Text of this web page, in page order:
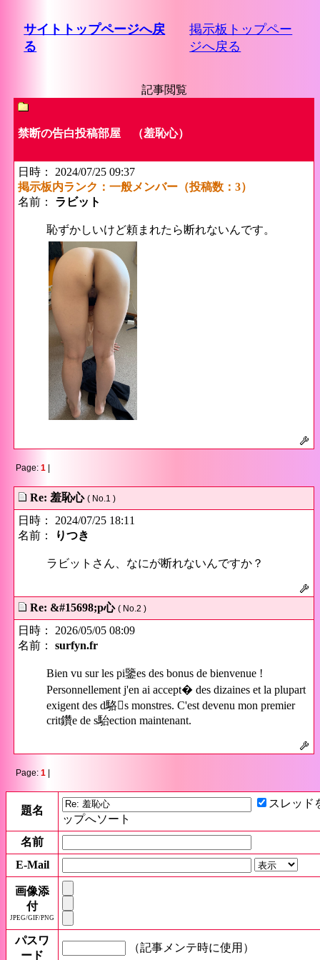
サイトトップページへ戻
る
掲示板トップペー
ジへ戻る
記事閲覧
禁断の告白投稿部屋 （羞恥心）
日時： 2024/07/25 09:37
掲示板内ランク：一般メンバー（投稿数：3）
名前： ラビット
恥ずかしいけど頼まれたら断れないんです。
Page:1
Re: 羞恥心 ( No.1 )
日時： 2024/07/25 18:11
名前：
りつき
ラビットさん、なにが断れないんですか？
Re: &#15698;p心 ( No.2 )
日時： 2026/05/05 08:09
名前：surfyn.fr
Bien vu sur les pi鑒es des bonus de bienvenue !
Personnellement j'en ai accept� des dizaines et la plupart
exigent des d駱s monstres. C'est devenu mon premier
crit鑽e de s駘ection maintenant.
Page:1
題名
スレッド
ップへソート
名前
E-Mail
画像添
付
JPEG/GIF/PNG
パスワ
ード
（記事メンテ時に使用）